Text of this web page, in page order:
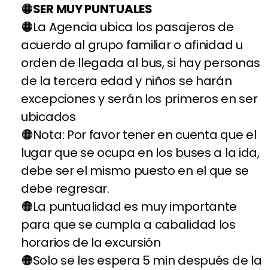
SER MUY PUNTUALES
La Agencia ubica los pasajeros de
acuerdo al grupo familiar o afinidad u
orden de llegada al bus, si hay personas
de la tercera edad y niños se harán
excepciones y serán los primeros en ser
ubicados
Nota: Por favor tener en cuenta que el
lugar que se ocupa en los buses a la ida,
debe ser el mismo puesto en el que se
debe regresar.
La puntualidad es muy importante
para que se cumpla a cabalidad los
horarios de la excursión
Solo se les espera 5 min después de la